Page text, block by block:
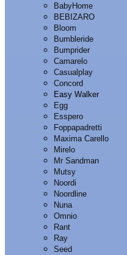
BabyHome
BEBIZARO
Bloom
Bumbleride
Bumprider
Camarelo
Casualplay
Concord
Easy Walker
Egg
Esspero
Foppapadretti
Maxima Carello
Mirelo
Mr Sandman
Mutsy
Noordi
Noordline
Nuna
Omnio
Rant
Ray
Seed